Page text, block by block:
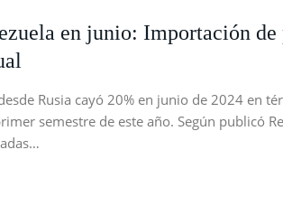
en junio: Importación
Rusia cayó 20% en junio de 2024 en
semestre de este año. Según publicó